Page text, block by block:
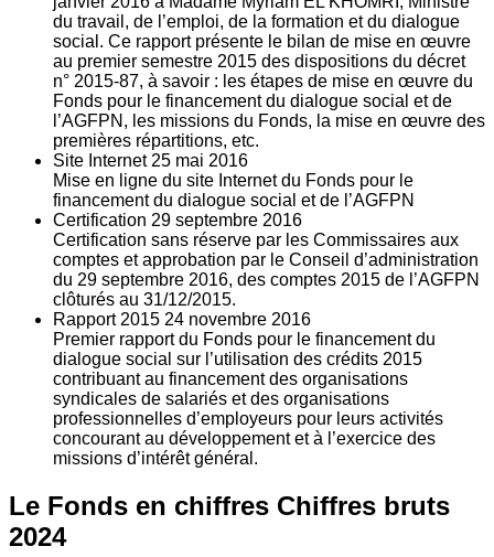
du travail, de l’emploi, de la formation et du dialogue
social. Ce rapport présente le bilan de mise en œuvre
au premier semestre 2015 des dispositions du décret
n° 2015-87, à savoir : les étapes de mise en œuvre du
Fonds pour le financement du dialogue social et de
l’AGFPN, les missions du Fonds, la mise en œuvre des
premières répartitions, etc.
Site Internet 25 mai 2016
Mise en ligne du site Internet du Fonds pour le
financement du dialogue social et de l’AGFPN
Certification 29 septembre 2016
Certification sans réserve par les Commissaires aux
comptes et approbation par le Conseil d’administration
du 29 septembre 2016, des comptes 2015 de l’AGFPN
clôturés au 31/12/2015.
Rapport 2015 24 novembre 2016
Premier rapport du Fonds pour le financement du
dialogue social sur l’utilisation des crédits 2015
contribuant au financement des organisations
syndicales de salariés et des organisations
professionnelles d’employeurs pour leurs activités
concourant au développement et à l’exercice des
missions d’intérêt général.
Le Fonds en chiffres Chiffres bruts
2024